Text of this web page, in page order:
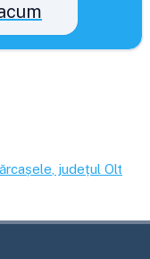
, județul Olt